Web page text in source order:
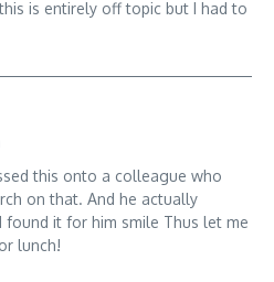
is entirely off topic but I had to
this onto a colleague who
on that. And he actually
found it for him smile Thus let me
lunch!